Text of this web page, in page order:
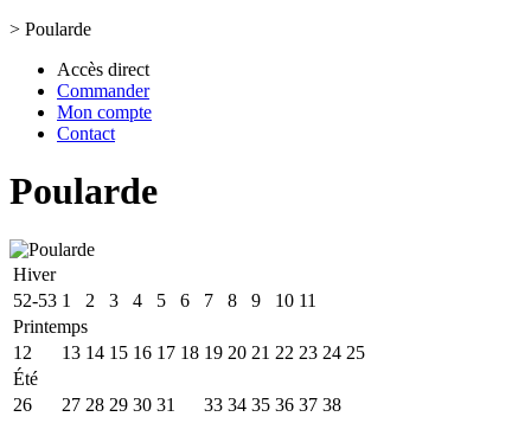
> Poularde
Accès direct
Commander
Mon compte
Contact
Poularde
Hiver
52-53 1 2 3 4 5 6 7 8 9 10 11
Printemps
12
13 14 15 16 17 18 19 20 21 22 23 24 25
Été
26
27 28 29 30 31 33 34 35 36 37 38